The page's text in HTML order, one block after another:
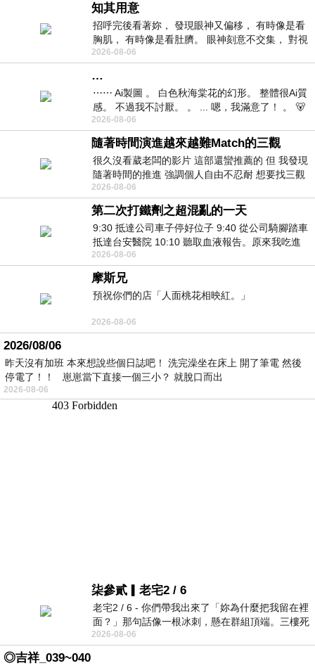
知其用意
招呼完後看著妳， 發現眼神又偏移， 有時像是看
胸肌， 有時像是看肚臍。 眼神刻意不交集， 對視
視線不對齊， 讓我很難不
2026-08-06
…
⋯⋯ Ai製圖 。 白色秋海棠花的幻形。 整體很Ai質
感。 不過我不討厭。 。 ... 嗯，我滿意了！ 。 🐻
昨中
2026-08-06
隨著時間演進越來越難Match的三觀
很久沒看葳老闆的影片 這部還蠻推薦的 但 我發現
隨著時間的推進 強調個人自由不忍耐 想要找三觀
接近的不要說對象 連朋友都超
2026-08-06
第二次打鐵劑之超混亂的一天
9:30 抵達公司車子停好位子 9:40 從公司騎腳踏車
抵達台安醫院 10:10 聽取血液報告。原來我吃進
去的 B12 彌可保並非沒有吸收而是超
2026-08-06
摩斯兄
預祝你們的店「人面桃花相映紅。」
2026-08-06
2026/08/06
昨天沒有加班 本來想說些個日誌吧！ 洗完澡坐在床上 開了筆電 然後
停電了！！ 崽崽當下直接一個三小？ 就脫口而出
2026-08-06
柒參貳▎老宅2 / 6
老宅2 / 6 - 你們帶我出來了「妳為什麼把我留在裡
面？」那句話像一根冰刺，懸在群組頂端。三樓死
死盯著照片裡的人。那個人確實站在
2026-08-06
◎吉祥_039~040